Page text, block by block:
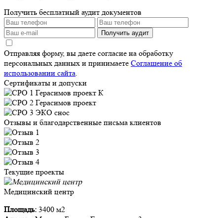
Получить бесплатный аудит документов
Получить аудит
Отправляя форму, вы даете согласие на обработку
персональных данных и принимаете Соглашение об
использовании сайта
Сертификаты и допуски
Отзывы и благодарственные письма клиентов
Текущие проекты
Медицинский центр
Площадь: 3400 м2